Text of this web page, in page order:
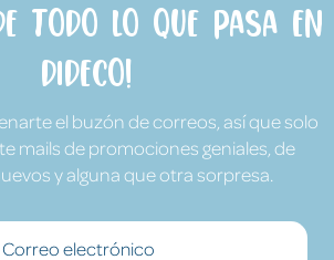
todo lo que pasa en
Dideco!
el buzón de correos, así que solo
mails de promociones geniales, de
y alguna que otra sorpresa.